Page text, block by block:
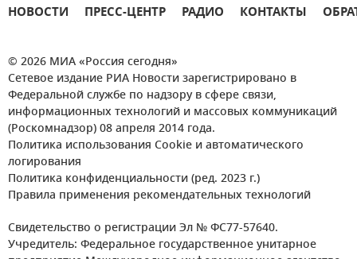
НОВОСТИ ПРЕСС-ЦЕНТР РАДИО КОНТАКТЫ
© 2026 МИА «Россия сегодня»
Сетевое издание РИА Новости зарегистрировано в
Федеральной службе по надзору в сфере связи,
информационных технологий и массовых коммуникаций
(Роскомнадзор) 08 апреля 2014 года.
Политика использования Cookie и автоматического
логирования
Политика конфиденциальности (ред. 2023 г.)
Правила применения рекомендательных технологий
Свидетельство о регистрации Эл № ФС77-57640.
Учредитель: Федеральное государственное унитарное